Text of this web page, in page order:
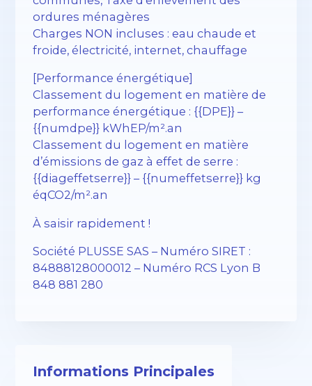
ordures ménagères
Charges NON incluses : eau chaude et
froide, électricité, internet, chauffage
[Performance énergétique]
Classement du logement en matière de
performance énergétique : {{DPE}} –
{{numdpe}} kWhEP/m².an
Classement du logement en matière
d’émissions de gaz à effet de serre :
{{diageffetserre}} – {{numeffetserre}} kg
éqCO2/m².an
À saisir rapidement !
Société PLUSSE SAS – ​​Numéro SIRET :
84888128000012 – Numéro RCS Lyon B
848 881 280
Informations Principales